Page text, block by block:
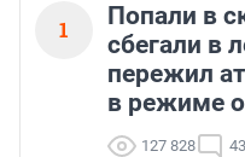
1
Попали в
сбегали в
пережил
в режиме
127 828